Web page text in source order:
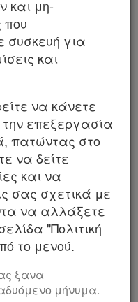
ανάπτυξη και
ΔΗΜΟΚΡΑΤΙΑΣ
που ψήφισε η
Α΄
ΔΙΑΡΘΡΩΣΗ
ΣΧΕΔΙΑΣΜΟΥ
477 Άρθρο πρώτο
2026
και μη-
που
συσκευή για
και
να κάνετε
την επεξεργασία
πατώντας στο
να δείτε
και να
σας σχετικά με
να αλλάξετε
"Πολιτική
το μενού.
ξανα
μήνυμα.